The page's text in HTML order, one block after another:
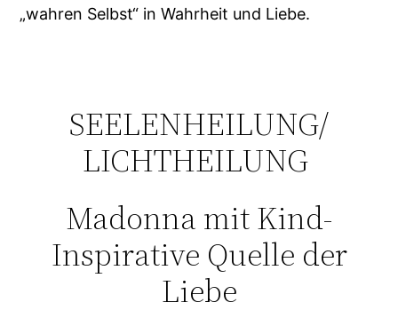
„wahren Selbst“ in Wahrheit und Liebe.
SEELENHEILUNG/
LICHTHEILUNG
Madonna mit Kind-
Inspirative Quelle der
Liebe